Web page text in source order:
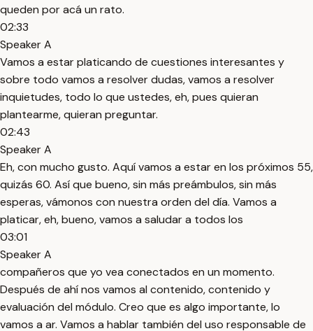
queden por acá un rato.
02:33
Speaker A
Vamos a estar platicando de cuestiones interesantes y
sobre todo vamos a resolver dudas, vamos a resolver
inquietudes, todo lo que ustedes, eh, pues quieran
plantearme, quieran preguntar.
02:43
Speaker A
Eh, con mucho gusto. Aquí vamos a estar en los próximos 55,
quizás 60. Así que bueno, sin más preámbulos, sin más
esperas, vámonos con nuestra orden del día. Vamos a
platicar, eh, bueno, vamos a saludar a todos los
03:01
Speaker A
compañeros que yo vea conectados en un momento.
Después de ahí nos vamos al contenido, contenido y
evaluación del módulo. Creo que es algo importante, lo
vamos a ar. Vamos a hablar también del uso responsable de